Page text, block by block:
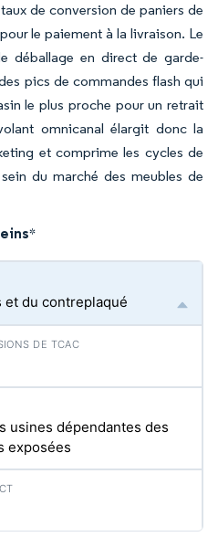
de conversion de paniers de
le paiement à la livraison. Le
déballage en direct de garde-
pics de commandes flash qui
le plus proche pour un retrait
omnicanal élargit donc la
et comprime les cycles de
du marché des meubles de
*
du contreplaqué
usines dépendantes des
exposées